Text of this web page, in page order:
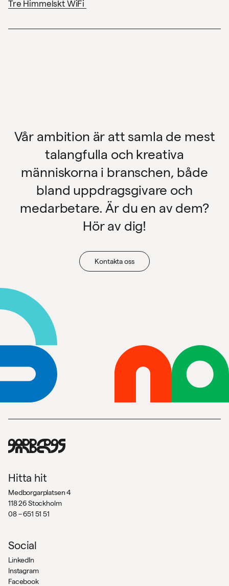
Tre Himmelskt WiFi
Vår ambition är att samla de mest
talangfulla och kreativa
människorna i branschen, både
bland uppdragsgivare och
medarbetare. Är du en av dem?
Hör av dig!
Kontakta oss
Hitta hit
Medborgarplatsen 4
118 26 Stockholm
08 – 651 51 51
Social
LinkedIn
Instagram
Facebook